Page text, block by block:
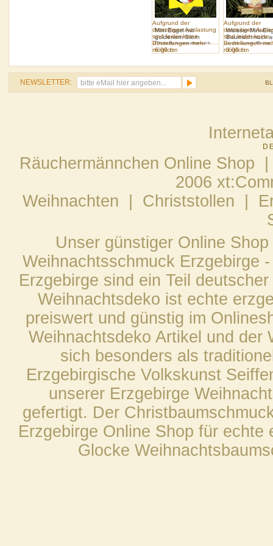
Mini Engel mit
goldenem Stern
Christbaumschmuck
6.00 cm
Aufgrund der
derzeitigen Auslastung
sind leider keine
Bestellungen mehr
möglich.
Weisser Mini-
Baumschmuck
goldenem Stern
3.00 cm
Aufgrund der
derzeitigen
sind leider keine
Bestellungen
möglich.
NEWSLETTER:
Räuchermännchen Online
2006
Weihnachten
Christstollen
Unser günstiger Online
Weihnachtsschmuck Erzgebirge
Erzgebirge sind ein Teil
Weihnachtsdeko ist echte
preiswert und günstig im
Weihnachtsdeko Artikel und der
sich besonders als
Erzgebirgische Volkskunst
unserer Erzgebirge
gefertigt. Der
Erzgebirge Online Shop für
Glocke